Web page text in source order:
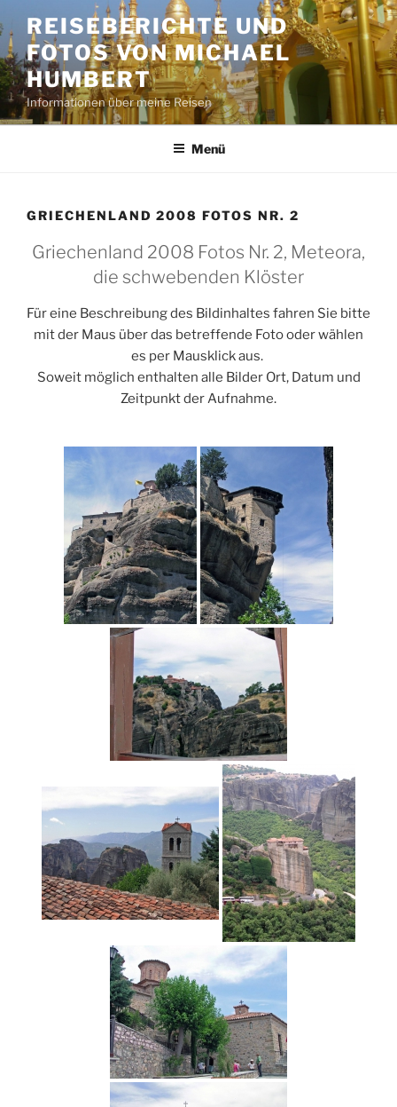
Inhalt
springen
REISEBERICHTE UND
FOTOS VON MICHAEL
HUMBERT
Informationen über meine Reisen
Menü
GRIECHENLAND 2008 FOTOS NR. 2
Griechenland 2008 Fotos Nr. 2, Meteora,
die schwebenden Klöster
Für eine Beschreibung des Bildinhaltes fahren Sie bitte
mit der Maus über das betreffende Foto oder wählen
es per Mausklick aus.
Soweit möglich enthalten alle Bilder Ort, Datum und
Zeitpunkt der Aufnahme.